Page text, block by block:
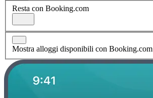
Resta con Booking.com
Mostra alloggi disponibili con Booking.com